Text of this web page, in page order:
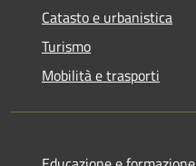
Catasto e urbanistica
Turismo
Mobilità e trasporti